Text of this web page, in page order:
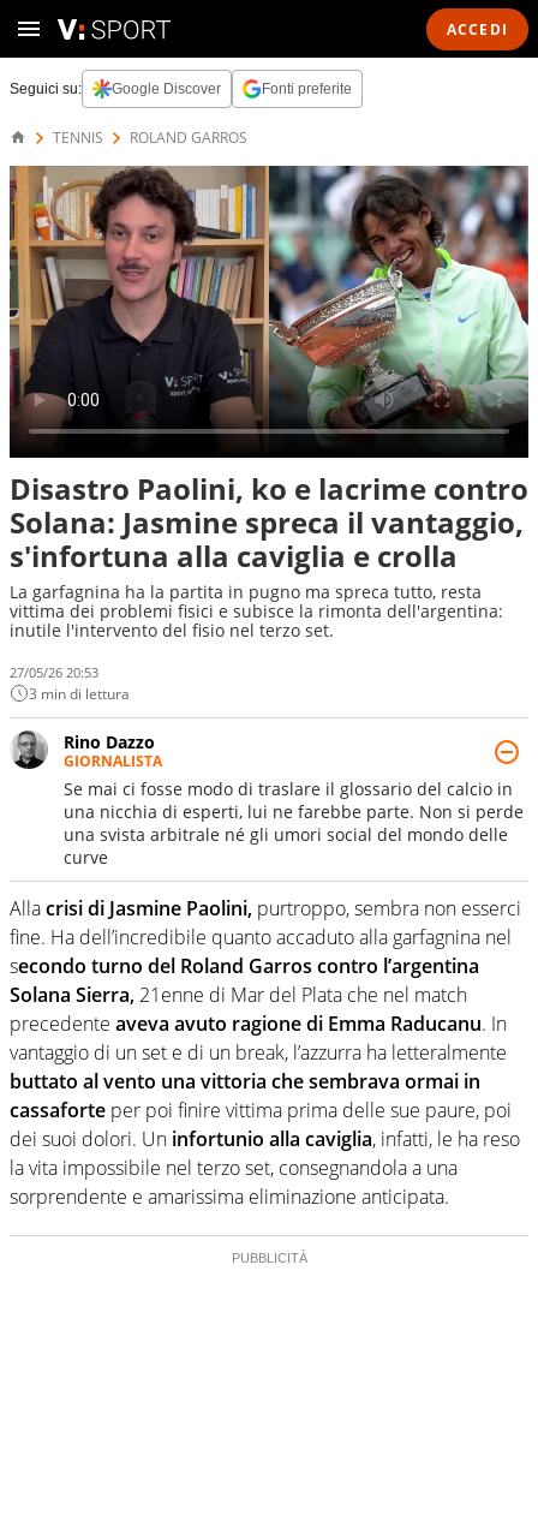
ACCEDI
Seguici su: Google Discover Fonti preferite
TENNIS ROLAND GARROS
Disastro Paolini, ko e lacrime contro
Solana: Jasmine spreca il vantaggio,
s'infortuna alla caviglia e crolla
La garfagnina ha la partita in pugno ma spreca tutto, resta
vittima dei problemi fisici e subisce la rimonta dell'argentina:
inutile l'intervento del fisio nel terzo set.
27/05/26 20:53
3 min di lettura
Rino Dazzo
GIORNALISTA
Se mai ci fosse modo di traslare il glossario del calcio in
una nicchia di esperti, lui ne farebbe parte. Non si perde
una svista arbitrale né gli umori social del mondo delle
curve
Allacrisi di Jasmine Paolini, purtroppo, sembra non esserci
fine. Ha dell’incredibile quanto accaduto alla garfagnina nel
secondo turno del Roland Garros contro l’argentina
Solana Sierra, 21enne di Mar del Plata che nel match
precedente aveva avuto ragione di Emma Raducanu. In
vantaggio di un set e di un break, l’azzurra ha letteralmente
buttato al vento una vittoria che sembrava ormai in
cassaforte per poi finire vittima prima delle sue paure, poi
dei suoi dolori. Un infortunio alla caviglia, infatti, le ha reso
la vita impossibile nel terzo set, consegnandola a una
sorprendente e amarissima eliminazione anticipata.